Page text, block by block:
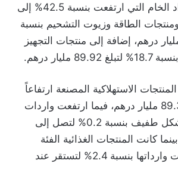
الفئات، أبرزها المواد الخام التي ارتفعت بنسبة 42.5% إلى
ومنتجات الطاقة وزيوت التشحيم بنسبة
إلى 55.18 مليار درهم، إضافة إلى منتجات التجهيز
مليار درهم.
الاستهلاكية المصنعة ارتفاعاً
بنسبة 10.8% إلى 89.3 مليار درهم، فيما ارتفعت واردات
أنصاف المنتجات بشكل طفيف بنسبة 0.2% لتصل إلى
بينما كانت المنتجات الغذائية الفئة
الوحيدة التي تراجعت وارداتها بنسبة 2.4% لتستقر عند